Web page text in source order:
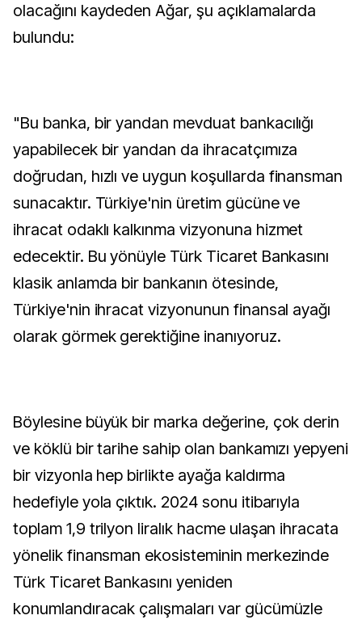
olacağını kaydeden Ağar, şu açıklamalarda
bulundu:
"Bu banka, bir yandan mevduat bankacılığı
yapabilecek bir yandan da ihracatçımıza
doğrudan, hızlı ve uygun koşullarda finansman
sunacaktır. Türkiye'nin üretim gücüne ve
ihracat odaklı kalkınma vizyonuna hizmet
edecektir. Bu yönüyle Türk Ticaret Bankasını
klasik anlamda bir bankanın ötesinde,
Türkiye'nin ihracat vizyonunun finansal ayağı
olarak görmek gerektiğine inanıyoruz.
Böylesine büyük bir marka değerine, çok derin
ve köklü bir tarihe sahip olan bankamızı yepyeni
bir vizyonla hep birlikte ayağa kaldırma
hedefiyle yola çıktık. 2024 sonu itibarıyla
toplam 1,9 trilyon liralık hacme ulaşan ihracata
yönelik finansman ekosisteminin merkezinde
Türk Ticaret Bankasını yeniden
konumlandıracak çalışmaları var gücümüzle